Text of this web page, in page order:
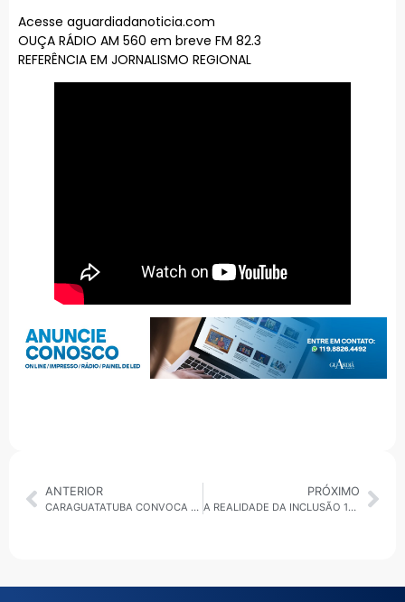
Acesse aguardiadanoticia.com
OUÇA RÁDIO AM 560 em breve FM 82.3
REFERÊNCIA EM JORNALISMO REGIONAL
ANTERIOR
CARAGUATATUBA CONVOCA MAIS AGENTES DE APOIO ESCOLAR PARA REDE MUNICIPAL
PRÓXIMO
A REALIDADE DA INCLUSÃO 14/10/2025: LIMINAR PROÍBE COBRANÇA DE COPARTICIPAÇÃO EM PLANO DE SAÚDE